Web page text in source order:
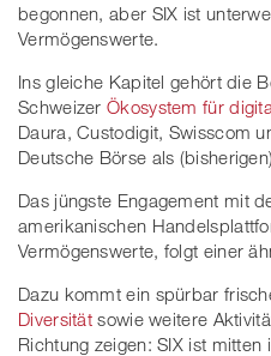
begonnen, aber SIX ist
Vermögenswerte.
Ins gleiche Kapitel gehört die
SchweizerÖkosystem für
Daura, Custodigit, Swisscom
Deutsche Börse als
Das jüngste Engagement mit
amerikanischen
Vermögenswerte, folgt einer
Dazu kommt ein spürbar
Diversität sowie weitere
Richtung zeigen: SIX ist mitten